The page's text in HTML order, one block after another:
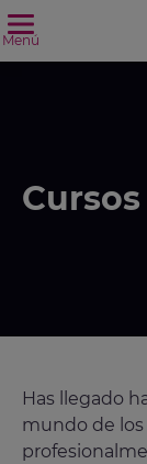
Menú
Has llegado
mundo de